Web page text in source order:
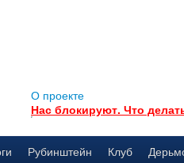
О проекте
Нас блокируют. Что
Рубинштейн Клуб